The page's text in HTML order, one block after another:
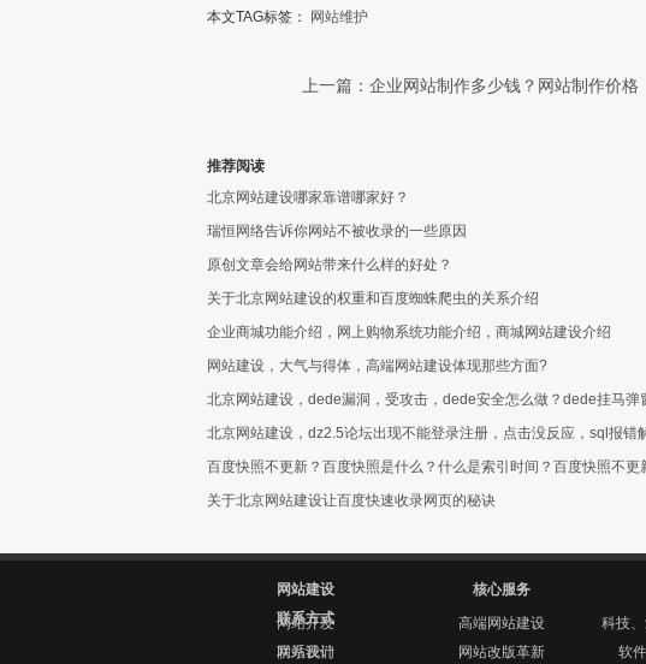
本文TAG标签： 网站维护
上一篇：企业网站制作多少钱？网站制作价格
推荐阅读
北京网站建设哪家靠谱哪家好？
瑞恒网络告诉你网站不被收录的一些原因
原创文章会给网站带来什么样的好处？
关于北京网站建设的权重和百度蜘蛛爬虫的关系介绍
企业商城功能介绍，网上购物系统功能介绍，商城网站建设介绍
网站建设，大气与得体，高端网站建设体现那些方面?
北京网站建设，dede漏洞，受攻击，dede安全怎么做？dede挂马弹
北京网站建设，dz2.5论坛出现不能登录注册，点击没反应，sql报错
百度快照不更新？百度快照是什么？什么是索引时间？百度快照不更
关于北京网站建设让百度快速收录网页的秘诀
网站建设
网站开发
网站设计
核心服务
高端网站建设
网站改版革新
科技
软
联系方式
联系我们